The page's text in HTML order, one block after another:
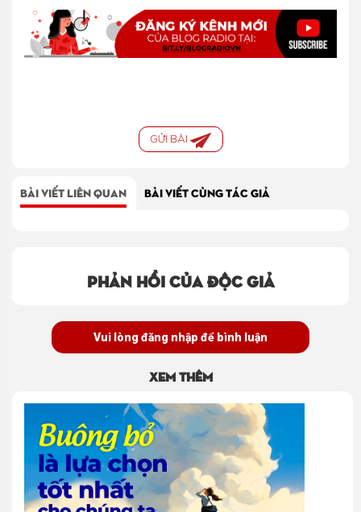
GỬI BÀI
BÀI VIẾT LIÊN QUAN BÀI VIẾT CÙNG TÁC GIẢ
Phản hồi của độc giả
Vui lòng đăng nhập để bình luận
Xem thêm